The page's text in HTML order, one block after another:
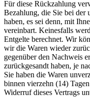
Für diese Rückzahlung
Bezahlung, die Sie bei der
haben, es sei denn, mit
vereinbart. Keinesfalls
Entgelte berechnet. Wir
wir die Waren wieder
gegenüber den Nachweis
zurückgesandt haben, je
Sie haben die Waren
binnen vierzehn (14)
Widerruf dieses Vertrags